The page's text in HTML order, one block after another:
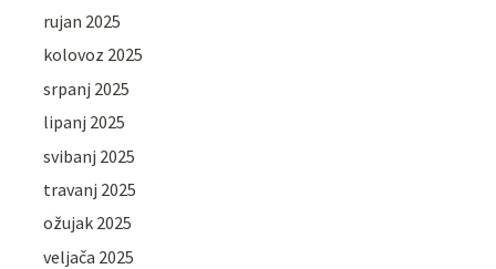
rujan 2025
kolovoz 2025
srpanj 2025
lipanj 2025
svibanj 2025
travanj 2025
ožujak 2025
veljača 2025